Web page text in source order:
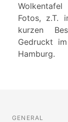
Fotos, z.T.
kurzen
Gedruckt
Hamburg.
GENERAL